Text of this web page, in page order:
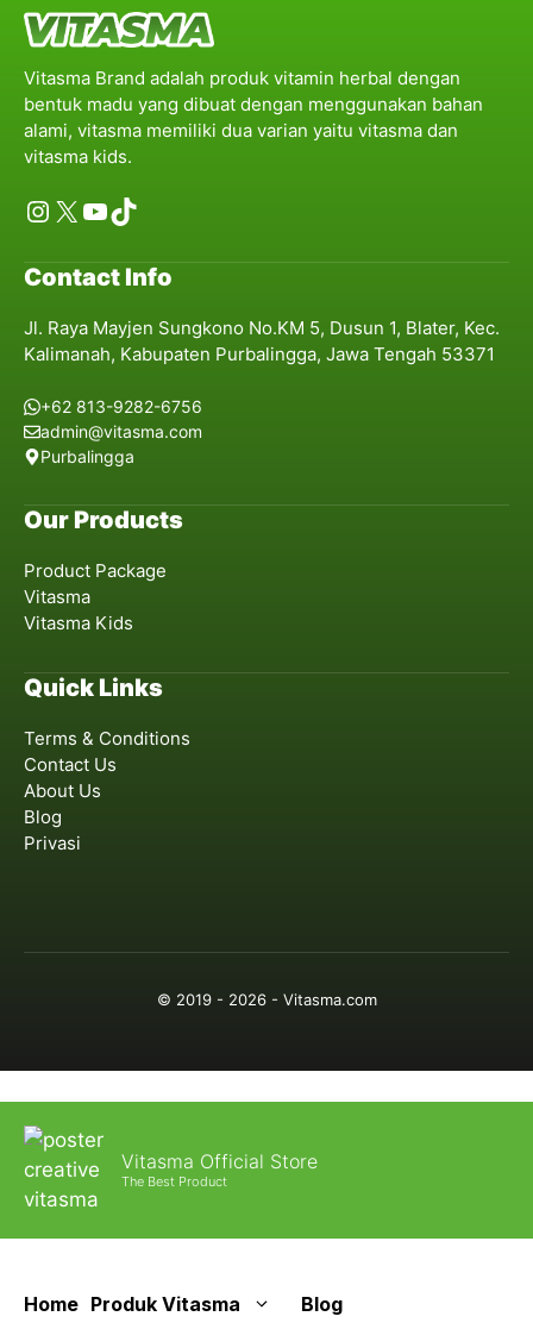
Vitasma Brand adalah produk vitamin herbal dengan
bentuk madu yang dibuat dengan menggunakan bahan
alami, vitasma memiliki dua varian yaitu vitasma dan
vitasma kids.
Instagram
X YouTube
TikTok
Contact Info
Jl. Raya Mayjen Sungkono No.KM 5, Dusun 1, Blater, Kec.
Kalimanah, Kabupaten Purbalingga, Jawa Tengah 53371
+62 813-9282-6756
admin@vitasma.com
Purbalingga
Our Products
Product Package
Vitasma
Vitasma Kids
Quick Links
Terms & Conditions
Contact Us
About Us
Blog
Privasi
© 2019 - 2026 - Vitasma.com
Vitasma Official Store
The Best Product
Home Produk Vitasma Blog